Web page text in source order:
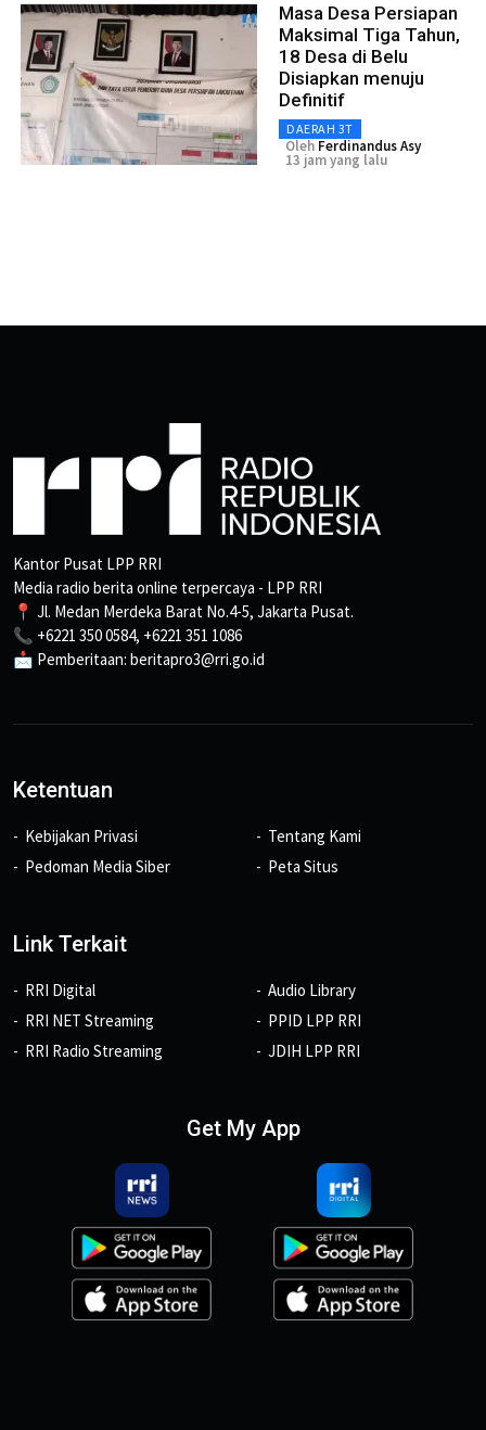
Masa Desa Persiapan
Maksimal Tiga Tahun,
18 Desa di Belu
Disiapkan menuju
Definitif
DAERAH 3T
Oleh Ferdinandus Asy
13 jam yang lalu
Kantor Pusat LPP RRI
Media radio berita online terpercaya - LPP RRI
📍 Jl. Medan Merdeka Barat No.4-5, Jakarta Pusat.
📞 +6221 350 0584, +6221 351 1086
📩 Pemberitaan: beritapro3@rri.go.id
Ketentuan
Kebijakan Privasi
Pedoman Media Siber
Tentang Kami
Peta Situs
Link Terkait
RRI Digital
RRI NET Streaming
RRI Radio Streaming
Audio Library
PPID LPP RRI
JDIH LPP RRI
Get My App